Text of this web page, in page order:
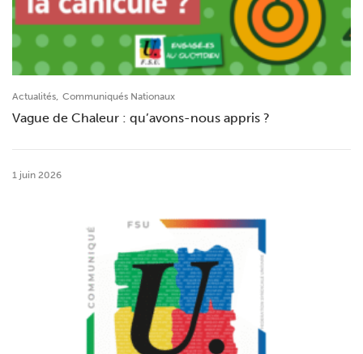
Actualités, Communiqués Nationaux
Vague de Chaleur : qu’avons-nous appris ?
1 juin 2026